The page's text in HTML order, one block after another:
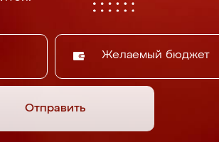
Желаемый бюджет
Отправить